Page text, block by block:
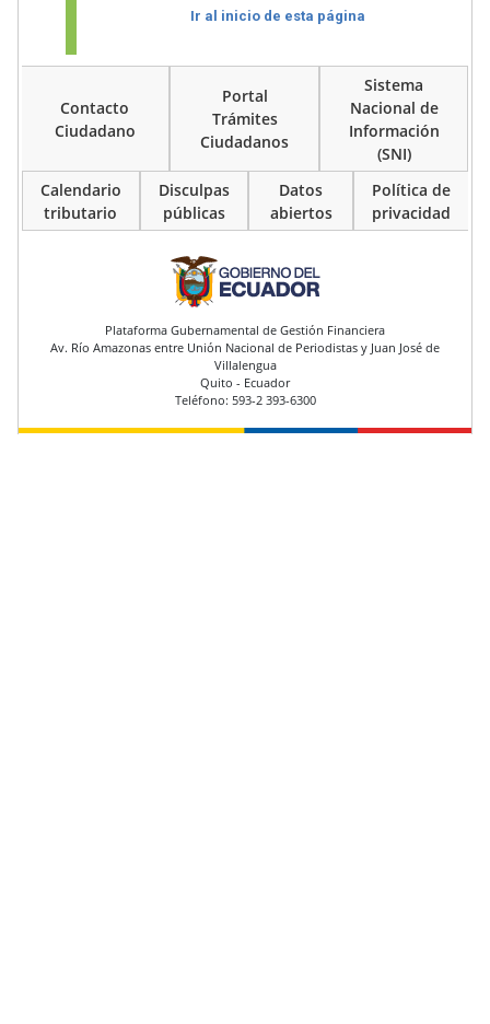
Ir al inicio de esta página
Contacto
Ciudadano
Portal
Trámites
Ciudadanos
Sistema
Nacional de
Información
(SNI)
Calendario
tributario
Disculpas
públicas
Datos
abiertos
Política de
privacidad
pie de página
Plataforma Gubernamental de Gestión Financiera
Av. Río Amazonas entre Unión Nacional de Periodistas y Juan José de
Villalengua
Quito - Ecuador
Teléfono: 593-2 393-6300